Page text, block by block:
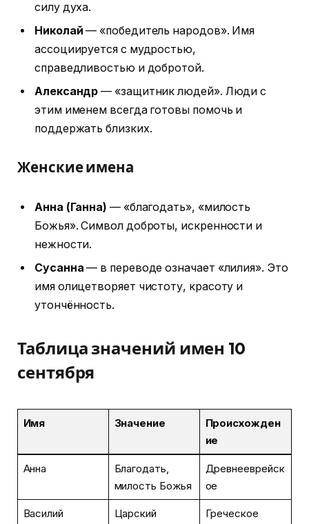
силу духа.
Николай — «победитель народов». Имя
ассоциируется с мудростью,
справедливостью и добротой.
Александр — «защитник людей». Люди с
этим именем всегда готовы помочь и
поддержать близких.
Женские имена
Анна (Ганна) — «благодать», «милость
Божья». Символ доброты, искренности и
нежности.
Сусанна — в переводе означает «лилия». Это
имя олицетворяет чистоту, красоту и
утончённость.
Таблица значений имен 10
сентября
Имя Значение
Происхожден
ие
Анна
Благодать,
милость Божья
Древнееврейск
ое
Василий Царский Греческое